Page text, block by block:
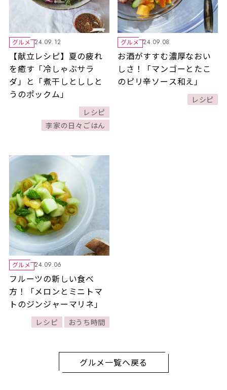
グルメ 24.09.12
【献立レシピ】夏の疲れ
を癒す「冷しゃぶサラ
ダ」と「煮干しとししと
うのポックム」
レシピ
李家の日々ごはん
グルメ 24.09.08
お酒がすすむ濃厚なおい
しさ！「マンゴーとたこ
のピリ辛ソース和え」
レシピ
グルメ 24.09.06
フルーツの新しい食べ
方！「メロンとミニトマ
トのジンジャーマリネ」
レシピ おうち時間
グルメ一覧へ戻る